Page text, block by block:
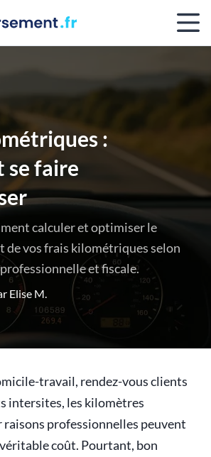
:
se faire
calculer et optimiser le
de vos frais kilométriques selon
et fiscale.
Elise M.
travail, rendez-vous clients
intersites, les kilomètres
raisons professionnelles peuvent
coût. Pourtant, bon